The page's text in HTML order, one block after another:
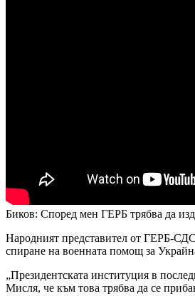
Биков: Според мен ГЕРБ трябва да
Народният представител от ГЕРБ-СДС
спиране на военната помощ за
„Президентската институция в
Мисля, че към това трябва да се